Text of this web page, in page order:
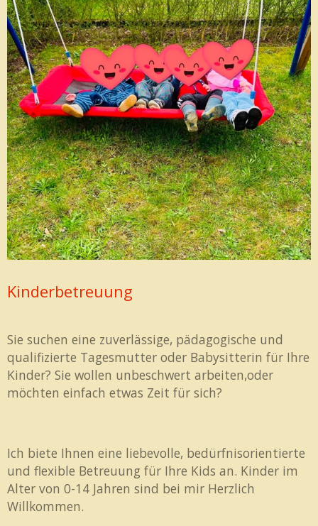
Kinderbetreuung
Sie suchen eine zuverlässige, pädagogische und
qualifizierte Tagesmutter oder Babysitterin für Ihre
Kinder? Sie wollen unbeschwert arbeiten,oder
möchten einfach etwas Zeit für sich?
Ich biete Ihnen eine liebevolle, bedürfnisorientierte
und flexible Betreuung für Ihre Kids an. Kinder im
Alter von 0-14 Jahren sind bei mir Herzlich
Willkommen.